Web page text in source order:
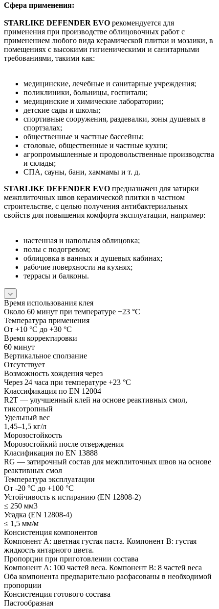
Сфера применения:
STARLIKE DEFENDER EVO рекомендуется для
применения при производстве облицовочных работ с
применением любого вида керамической плитки и мозаики, в
помещениях с высокими гигиеническими и санитарными
требованиями, такими как:
медицинские, лечебные и санитарные учреждения;
поликлиники, больницы, госпитали;
медицинские и химические лаборатории;
детские сады и школы;
спортивные сооружения, раздевалки, зоны душевых в
спортзалах;
общественные и частные бассейны;
столовые, общественные и частные кухни;
агропромышленные и продовольственные производства
и склады;
СПА, сауны, бани, хаммамы и т. д.
STARLIKE DEFENDER EVO предназначен для затирки
межплиточных швов керамической плитки в частном
строительстве, с целью получения антибактериальных
свойств для повышения комфорта эксплуатации, например:
настенная и напольная облицовка;
полы с подогревом;
облицовка в ванных и душевых кабинах;
рабочие поверхности на кухнях;
террасы и балконы.
Время использования клея
Около 60 минут при температуре +23 °С
Температура применения
От +10 °С до +30 °С
Время корректировки
60 минут
Вертикальное сползание
Отсутствует
Возможность хождения через
Через 24 часа при температуре +23 °С
Классификация по EN 12004
R2T — улучшенный клей на основе реактивных смол,
тиксотропный
Удельный вес
1,45–1,5 кг/л
Морозостойкость
Морозостойкий после отверждения
Класификация по EN 13888
RG — затирочный состав для межплиточных швов на основе
реактивных смол
Температура эксплуатации
От -20 °С до +100 °С
Устойчивость к истиранию (EN 12808-2)
≤ 250 мм3
Усадка (EN 12808-4)
≤ 1,5 мм/м
Консистенция компонентов
Компонент А: цветная густая паста. Компонент В: густая
жидкость янтарного цвета.
Пропорции при приготовлении состава
Компонент А: 100 частей веса. Компонент В: 8 частей веса
Оба компонента предварительно расфасованы в необходимой
пропорции
Консистенция готового состава
Пастообразная